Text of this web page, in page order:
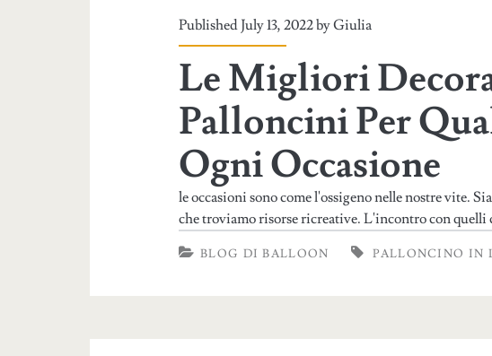
Published July 13, 2022 byGiulia
Le Migliori
Palloncini Per
Ogni Occasione
le occasioni sono come l'ossigeno nelle nostre vite.
che troviamo risorse ricreative. L'incontro con quelli
BLOG DI BALLOON PALLONCINO IN